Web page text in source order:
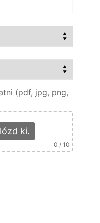
(pdf, jpg, png,
ki.
0 / 10